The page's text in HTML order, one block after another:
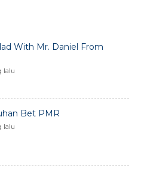
With Mr. Daniel From
lalu
Bet PMR
lalu